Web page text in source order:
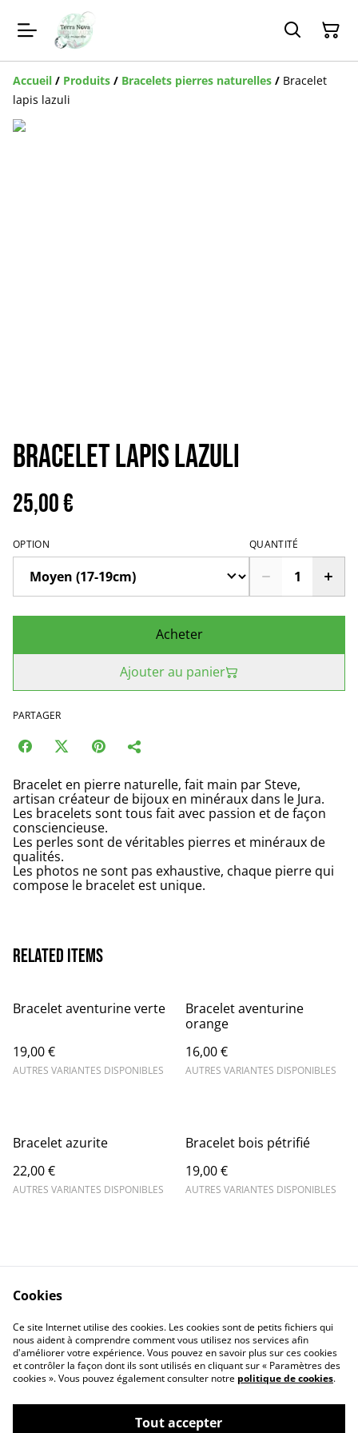
Accueil / Produits / Bracelets pierres naturelles / Bracelet
lapis lazuli
Bracelet lapis lazuli
25,00 €
OPTION QUANTITÉ
Acheter
Ajouter au panier
PARTAGER
Bracelet en pierre naturelle, fait main par Steve,
artisan créateur de bijoux en minéraux dans le Jura.
Les bracelets sont tous fait avec passion et de façon
consciencieuse.
Les perles sont de véritables pierres et minéraux de
qualités.
Les photos ne sont pas exhaustive, chaque pierre qui
compose le bracelet est unique.
Related items
Bracelet aventurine verte
19,00 €
AUTRES VARIANTES DISPONIBLES
Bracelet aventurine
orange
16,00 €
AUTRES VARIANTES DISPONIBLES
Bracelet azurite
22,00 €
AUTRES VARIANTES DISPONIBLES
Bracelet bois pétrifié
19,00 €
AUTRES VARIANTES DISPONIBLES
Contact Us
Legal Terms
Privacy Policy
Cookie Policy
Cookies
Ce site Internet utilise des cookies. Les cookies sont de petits fichiers qui
nous aident à comprendre comment vous utilisez nos services afin
d'améliorer votre expérience. Vous pouvez en savoir plus sur ces cookies
et contrôler la façon dont ils sont utilisés en cliquant sur « Paramètres des
cookies ». Vous pouvez également consulter notre politique de cookies.
Tout accepter